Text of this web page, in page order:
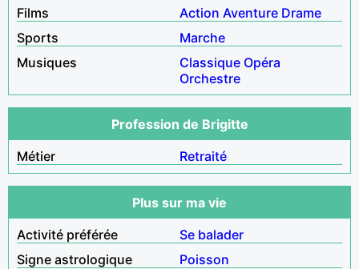
Films
Action Aventure Drame
Sports
Marche
Musiques
Classique Opéra
Orchestre
Profession de Brigitte
Métier
Retraité
Plus sur ma vie
Activité préférée
Se balader
Signe astrologique
Poisson